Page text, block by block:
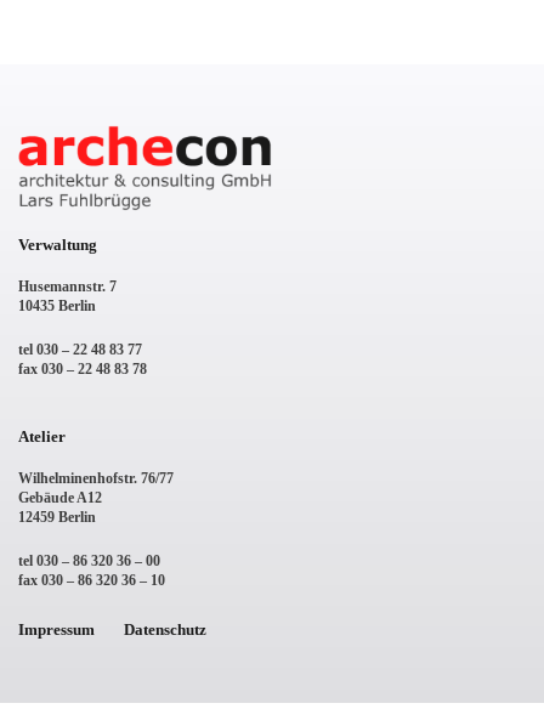
Verwaltung
Husemannstr. 7
10435 Berlin
tel 030 – 22 48 83 77
fax 030 – 22 48 83 78
Atelier
Wilhelminenhofstr. 76/77
Gebäude A12
12459 Berlin
tel 030 – 86 320 36 – 00
fax 030 – 86 320 36 – 10
Impressum Datenschutz